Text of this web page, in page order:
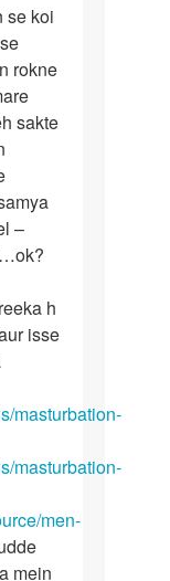
se koi
rokne
sakte
–
h
isse
masturbation-
masturbation-
men-
mein